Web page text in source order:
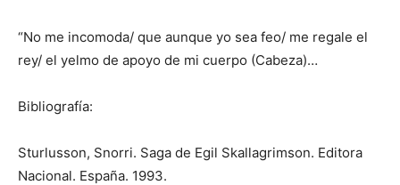
“No me incomoda/ que aunque yo sea feo/ me regale el
rey/ el yelmo de apoyo de mi cuerpo (Cabeza)…
Bibliografía:
Sturlusson, Snorri. Saga de Egil Skallagrimson. Editora
Nacional. España. 1993.